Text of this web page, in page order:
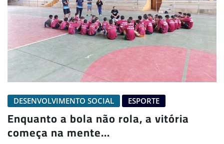
DESENVOLVIMENTO SOCIAL ESPORTE
Enquanto a bola não rola, a vitória
começa na mente…